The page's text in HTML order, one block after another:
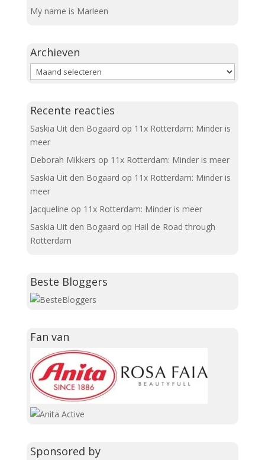
My name is Marleen
Archieven
Archieven
Recente reacties
Saskia Uit den Bogaard op 11x Rotterdam: Minder is
meer
Deborah Mikkers op 11x Rotterdam: Minder is meer
Saskia Uit den Bogaard op 11x Rotterdam: Minder is
meer
Jacqueline op 11x Rotterdam: Minder is meer
Saskia Uit den Bogaard op Hail de Road through
Rotterdam
Beste Bloggers
Fan van
Sponsored by